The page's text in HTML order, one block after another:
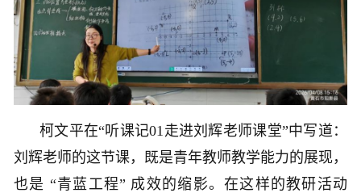
柯文平在“听课记01走进刘辉老师课堂”中写道：
刘辉老师的这节课，既是青年教师教学能力的展现，
也是 “青蓝工程” 成效的缩影。在这样的教研活动